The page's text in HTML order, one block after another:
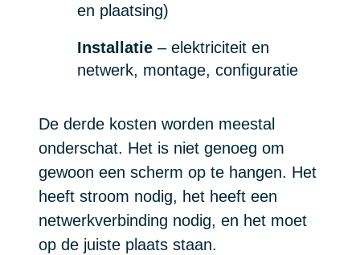
en plaatsing)
Installatie – elektriciteit en
netwerk, montage, configuratie
De derde kosten worden meestal
onderschat. Het is niet genoeg om
gewoon een scherm op te hangen. Het
heeft stroom nodig, het heeft een
netwerkverbinding nodig, en het moet
op de juiste plaats staan.